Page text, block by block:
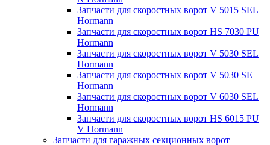
Запчасти для скоростных ворот V 5015 SEL
Hormann
Запчасти для скоростных ворот HS 7030 PU
Hormann
Запчасти для скоростных ворот V 5030 SEL
Hormann
Запчасти для скоростных ворот V 5030 SE
Hormann
Запчасти для скоростных ворот V 6030 SEL
Hormann
Запчасти для скоростных ворот HS 6015 PU
V Hormann
Запчасти для гаражных секционных ворот